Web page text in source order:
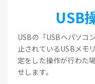
USB
USBの「USBへパソコ
止されているUSBメモ
定をした操作が行わた
せします。